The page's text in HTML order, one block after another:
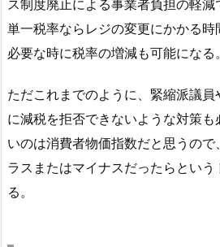
ス制度廃止による事業者負担の軽減
単一税率ならレジの変更にかかる時
必要な時に税率の増減も可能になる。
ただこれまでのように、緊縮派議員
に減税を拒否できないような対策
いのは消費者物価指数だと思うの
ラスまたはマイナスだったらとい
る。